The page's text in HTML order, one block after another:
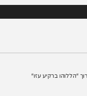
"הללוהו ברקיע עזו"